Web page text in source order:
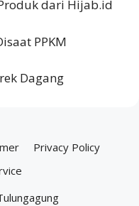
dari Hijab.id
PPKM
Dagang
Privacy Policy